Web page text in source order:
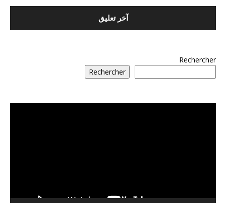
Rechercher
Rechercher